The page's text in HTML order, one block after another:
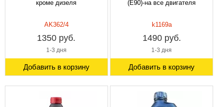
кроме дизеля
AK362/4
1350 руб.
1-3 дня
Добавить в корзину
(E90)-на все двигателя
k1169a
1490 руб.
1-3 дня
Добавить в корзину